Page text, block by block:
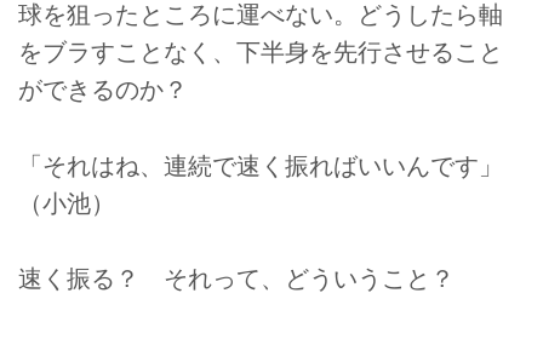
球を狙ったところに運べない。どうしたら軸
をブラすことなく、下半身を先行させること
ができるのか？
「それはね、連続で速く振ればいいんです」
（小池）
速く振る？ それって、どういうこと？